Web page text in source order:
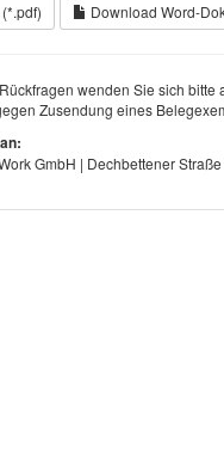
Download Word-
wenden Sie sich bitte
Zusendung eines
GmbH | Dechbettener